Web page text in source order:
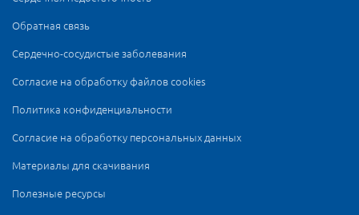
Обратная связь
Сердечно-сосудистые заболевания
Согласие на обработку файлов cookies
Политика конфиденциальности
Согласие на обработку персональных данных
Материалы для скачивания
Полезные ресурсы